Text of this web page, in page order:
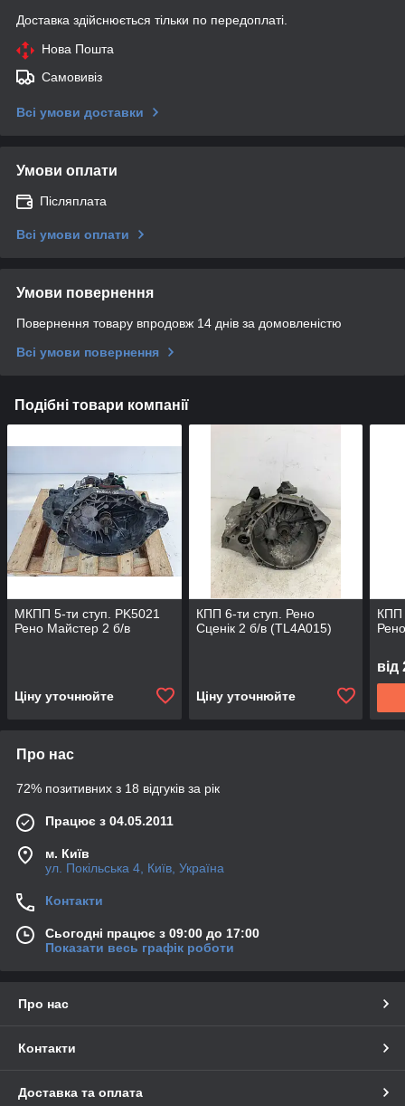
Доставка здійснюється тільки по передоплаті.
Нова Пошта
Самовивіз
Всі умови доставки
Умови оплати
Післяплата
Всі умови оплати
Умови повернення
Повернення товару впродовж 14 днів за домовленістю
Всі умови повернення
Подібні товари компанії
МКПП 5-ти ступ. PK5021
Рено Майстер 2 б/в
Ціну уточнюйте
КПП 6-ти ступ. Рено
Сценік 2 б/в (TL4A015)
Ціну уточнюйте
КПП
від
Про нас
72% позитивних з 18 відгуків за рік
Працює з 04.05.2011
м. Київ
ул. Покільська 4, Київ, Україна
Контакти
Сьогодні працює з 09:00 до 17:00
Показати весь графік роботи
Про нас
Контакти
Доставка та оплата